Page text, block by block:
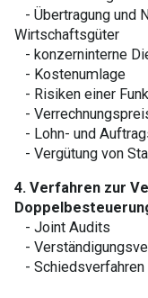
- Übertragung und
Wirtschaftsgüter
- konzerninterne
- Kostenumlage
- Risiken einer
-
- Lohn- und
- Vergütung von
4. Verfahren zur
- Joint Audits
-
- Schiedsverfahren